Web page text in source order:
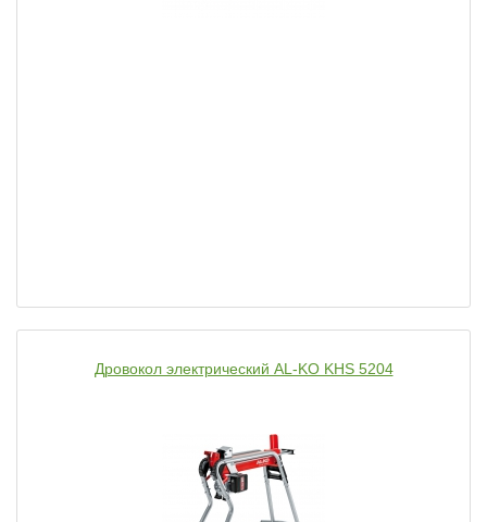
Дровокол электрический AL-KO KHS 5204